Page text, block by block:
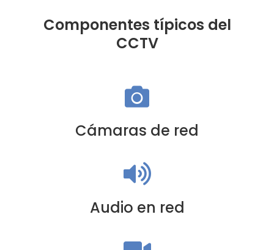
Componentes típicos del
CCTV
Cámaras de red
Audio en red